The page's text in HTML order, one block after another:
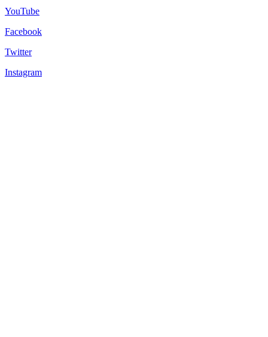
YouTube
Facebook
Twitter
Instagram